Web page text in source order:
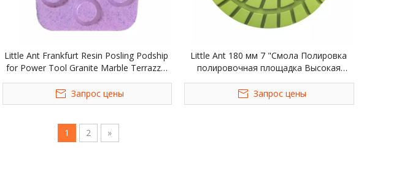
Little Ant Frankfurt Resin Posling Podship
for Power Tool Granite Marble Terrazzo
Quartz
Запрос цены
Little Ant 180 мм 7 "Смола Полировка
полировочная площадка Высокая
резкость влажная гранитная
мраморная терраццо кварц
Запрос цены
1 2 »